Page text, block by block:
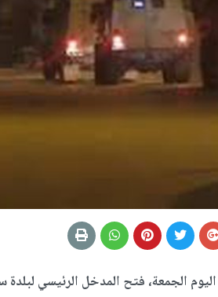
الجمعة، فتح المدخل الرئيسي لبلدة